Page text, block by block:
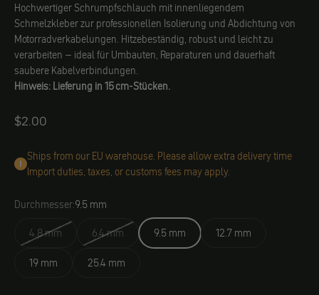
Hochwertiger Schrumpfschlauch mit innenliegendem
Schmelzkleber zur professionellen Isolierung und Abdichtung von
Motorradverkabelungen. Hitzebeständig, robust und leicht zu
verarbeiten – ideal für Umbauten, Reparaturen und dauerhaft
saubere Kabelverbindungen.
Hinweis: Lieferung in 15 cm-Stücken.
Angebot
$2.00
Ships from our EU warehouse. Please allow extra delivery time
Import duties, taxes, or customs fees may apply.
Durchmesser:9.5 mm
4.8 mm
6.4 mm 9.5 mm 12.7 mm
19 mm 25.4 mm